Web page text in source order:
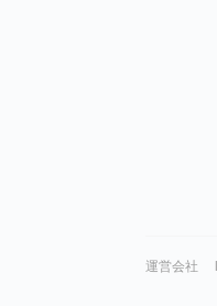
運営会社